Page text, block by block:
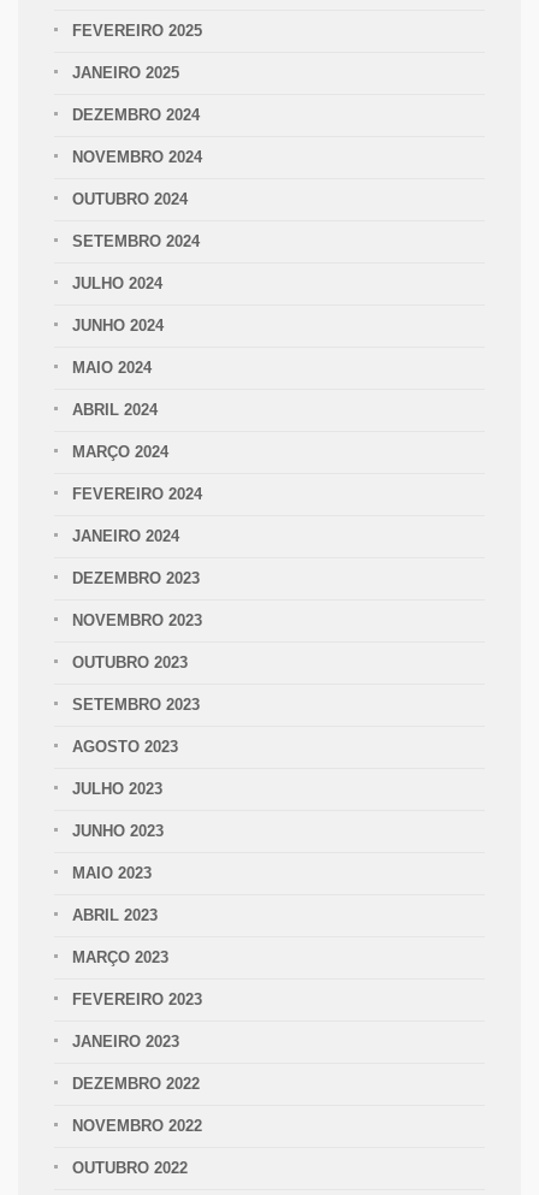
FEVEREIRO 2025
JANEIRO 2025
DEZEMBRO 2024
NOVEMBRO 2024
OUTUBRO 2024
SETEMBRO 2024
JULHO 2024
JUNHO 2024
MAIO 2024
ABRIL 2024
MARÇO 2024
FEVEREIRO 2024
JANEIRO 2024
DEZEMBRO 2023
NOVEMBRO 2023
OUTUBRO 2023
SETEMBRO 2023
AGOSTO 2023
JULHO 2023
JUNHO 2023
MAIO 2023
ABRIL 2023
MARÇO 2023
FEVEREIRO 2023
JANEIRO 2023
DEZEMBRO 2022
NOVEMBRO 2022
OUTUBRO 2022